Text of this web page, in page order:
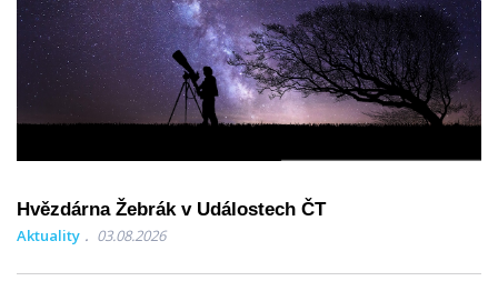
Hvězdárna Žebrák v Událostech ČT
Aktuality 03.08.2026